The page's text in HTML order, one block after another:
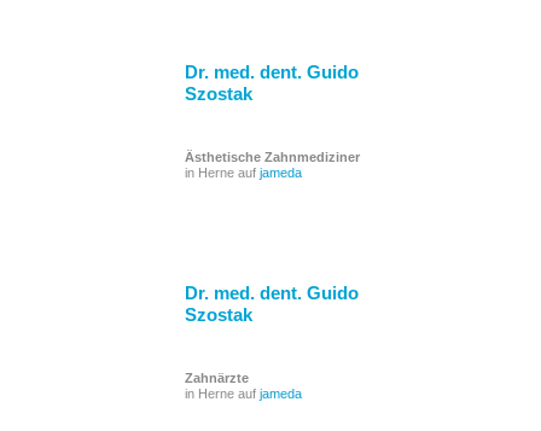
Dr. med. dent. Guido
Szostak
Ästhetische Zahnmediziner
in Herne auf jameda
Dr. med. dent. Guido
Szostak
Zahnärzte
in Herne auf jameda